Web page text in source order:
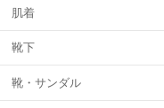
肌着
靴下
靴・サンダル